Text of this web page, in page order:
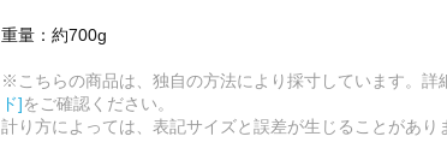
重量：約700g
※こちらの商品は、独自の方法により採寸しています。詳
ド]をご確認ください。
計り方によっては、表記サイズと誤差が生じることがあり